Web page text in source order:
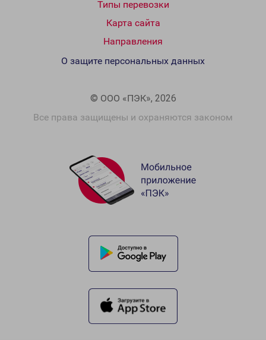
Типы перевозки
Карта сайта
Направления
© ООО «ПЭК», 2026
Все права защищены и охраняются законом
О защите персональных данных